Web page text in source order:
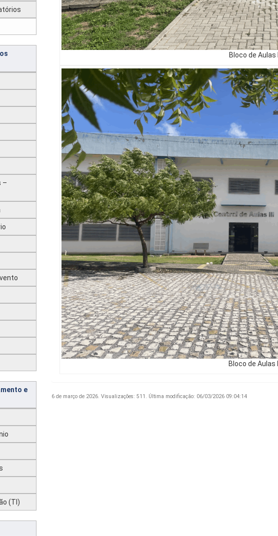
–
e
(TI)
Bloco de Aulas II
Bloco de Aulas III
6 de março de 2026. Visualizações: 511. Última modificação: 06/03/2026 09:04:14